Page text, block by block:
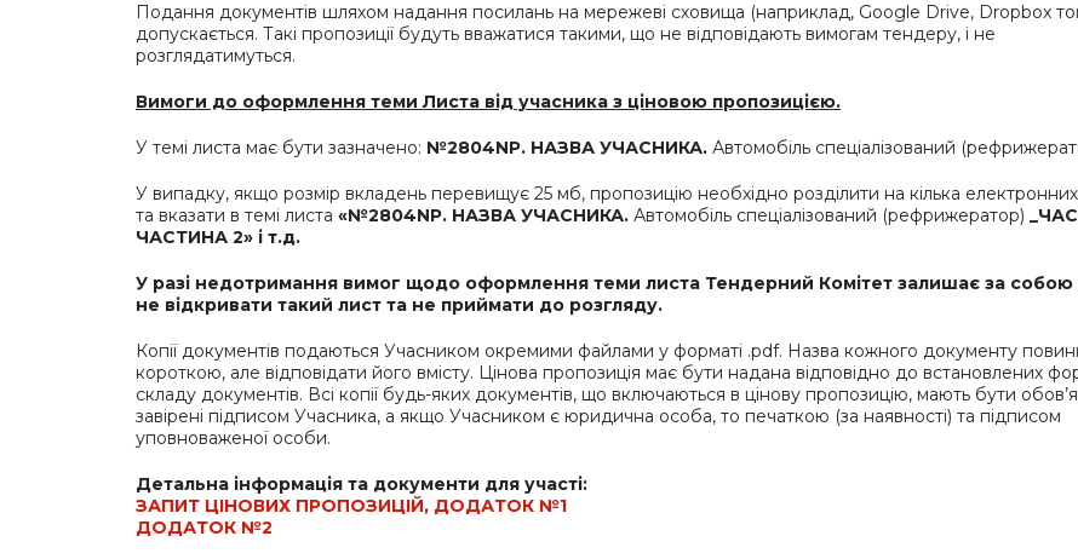
Подання документів шляхом надання посилань на мережеві сховища (наприклад, Google Drive, Dropbox
допускається. Такі пропозиції будуть вважатися такими, що не відповідають вимогам тендеру, і не
розглядатимуться.
Вимоги до оформлення теми Листа від учасника з ціновою пропозицією.
У темі листа має бути зазначено: №2804NP. НАЗВА УЧАСНИКА. Автомобіль спеціалізований
У випадку, якщо розмір вкладень перевищує 25 мб, пропозицію необхідно розділити на кілька електронних
та вказати в темі листа «№2804NP. НАЗВА УЧАСНИКА. Автомобіль спеціалізований (рефрижератор)
ЧАСТИНА 2» і т.д.
У разі недотримання вимог щодо оформлення теми листа Тендерний Комітет залишає за собою
не відкривати такий лист та не приймати до розгляду.
Копії документів подаються Учасником окремими файлами у форматі .pdf. Назва кожного документу
короткою, але відповідати його вмісту. Цінова пропозиція має бути надана відповідно до встановлених
складу документів. Всі копії будь-яких документів, що включаються в цінову пропозицію, мають бути
завірені підписом Учасника, а якщо Учасником є юридична особа, то печаткою (за наявності) та підписом
уповноваженої особи.
Детальна інформація та документи для участі:
ЗАПИТ ЦІНОВИХ ПРОПОЗИЦІЙ, ДОДАТОК №1
ДОДАТОК №2